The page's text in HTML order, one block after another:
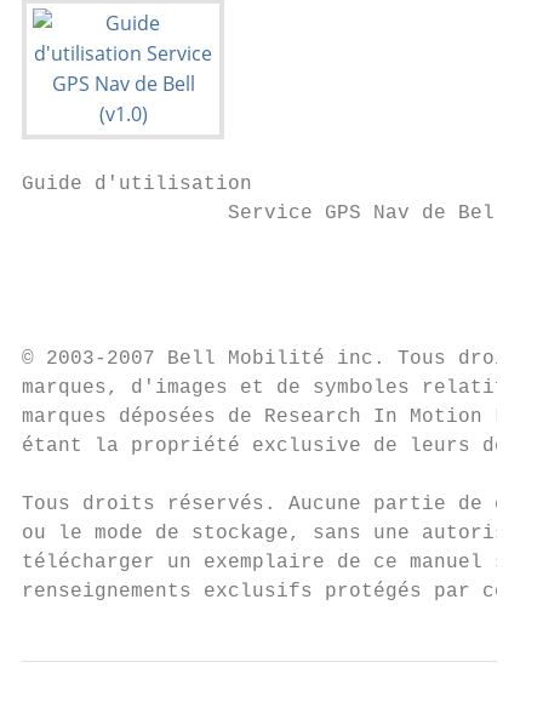
Guide d'utilisation
Service GPS Nav de Bell
© 2003-2007 Bell Mobilité inc. Tous droits
marques, d'images et de symboles relatifs
marques déposées de Research In Motion
étant la propriété exclusive de leurs
Tous droits réservés. Aucune partie de ce
ou le mode de stockage, sans une
télécharger un exemplaire de ce manuel
renseignements exclusifs protégés par